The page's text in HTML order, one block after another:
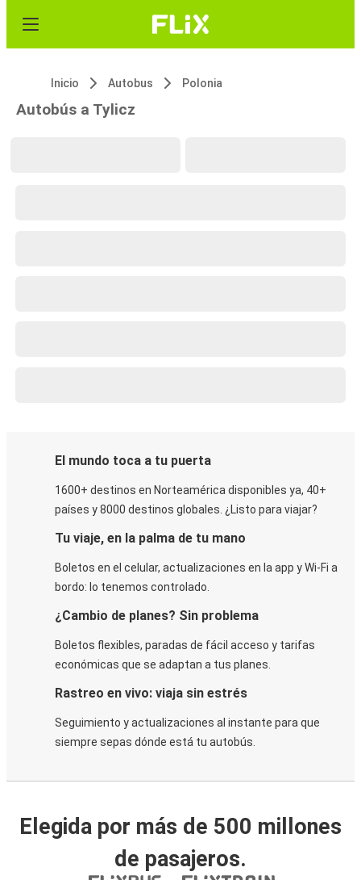
Inicio Autobus Polonia
Autobús a Tylicz
El mundo toca a tu puerta
1600+ destinos en Norteamérica disponibles ya, 40+
países y 8000 destinos globales. ¿Listo para viajar?
Tu viaje, en la palma de tu mano
Boletos en el celular, actualizaciones en la app y Wi-Fi a
bordo: lo tenemos controlado.
¿Cambio de planes? Sin problema
Boletos flexibles, paradas de fácil acceso y tarifas
económicas que se adaptan a tus planes.
Rastreo en vivo: viaja sin estrés
Seguimiento y actualizaciones al instante para que
siempre sepas dónde está tu autobús.
Elegida por más de 500 millones
de pasajeros.